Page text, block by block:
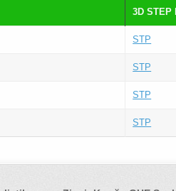
3D STEP
STP
STP
STP
STP